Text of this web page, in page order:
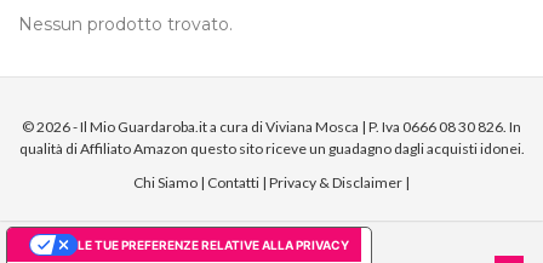
Nessun prodotto trovato.
© 2026 - Il Mio Guardaroba.it a cura di Viviana Mosca | P. Iva 0666 08 30 826. In
qualità di Affiliato Amazon questo sito riceve un guadagno dagli acquisti idonei.
Chi Siamo | Contatti | Privacy & Disclaimer |
LE TUE PREFERENZE RELATIVE ALLA PRIVACY